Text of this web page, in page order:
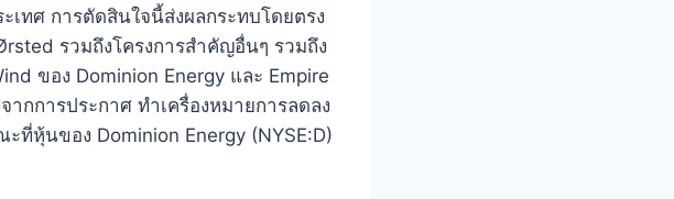
ทศ การตัดสินใจนี้ส่งผลกระทบโดยตรง
รวมถึงโครงการสําคัญอื่นๆ รวมถึง
ของ Dominion Energy และ Empire
กการประกาศ ทําเครื่องหมายการลดลง
หุ้นของ Dominion Energy (NYSE:D)